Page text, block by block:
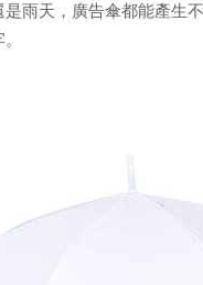
雨天，廣告傘都能產生